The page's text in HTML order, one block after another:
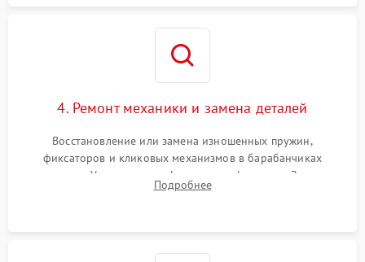
4. Ремонт механики и замена деталей
Восстановление или замена изношенных пружин,
фиксаторов и кликовых механизмов в барабанчиках
поправок. Устранение люфтов в трансфокаторе. Замена
поврежденных линз, разбитой сетки или восстановление
Подробнее